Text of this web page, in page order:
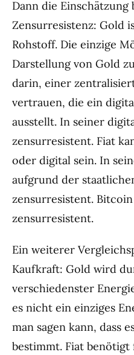
Dann die
Zensurresistenz: Gold
Rohstoff. Die einzige
Darstellung von Gold
darin, einer
vertrauen, die ein
ausstellt. In seiner
zensurresistent. Fiat
oder digital sein. In
aufgrund der
zensurresistent.
zensurresistent.
Ein weiterer
Kaufkraft: Gold wird
verschiedenster
es nicht ein einziges
man sagen kann, dass
bestimmt. Fiat benötigt